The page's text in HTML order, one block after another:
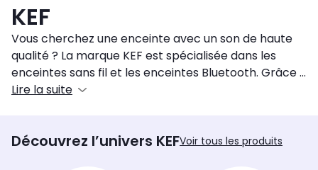
KEF
Vous cherchez une enceinte avec un son de haute
qualité ? La marque KEF est spécialisée dans les
enceintes sans fil et les enceintes Bluetooth. Grâce à
leur qualité sonore incomparable et leur fabrication
pour les amateurs de musique. L'enceinte peut en
Lire la suite
Découvrez l’univers KEFVoir tous les produits